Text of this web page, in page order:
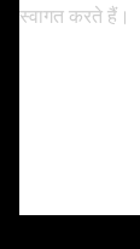
स्वागत करते हैं।